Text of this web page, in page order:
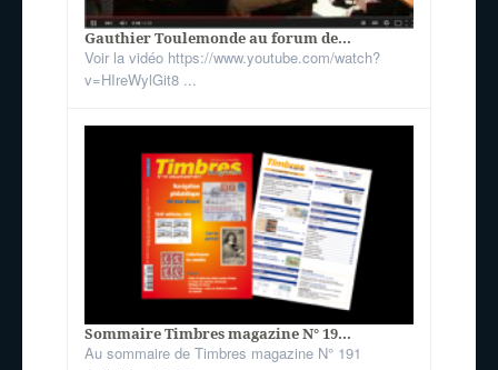
Gauthier Toulemonde au forum de...
Voir la vidéo https://www.youtube.com/watch?
v=HIreWylGit8 ...
Sommaire Timbres magazine N° 19...
Au sommaire de Timbres magazine N° 191